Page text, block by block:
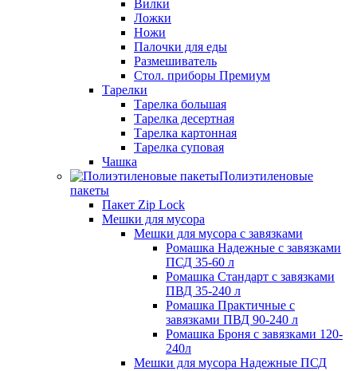
Вилки
Ложки
Ножи
Палочки для еды
Размешиватель
Стол. приборы Премиум
Тарелки
Тарелка большая
Тарелка десертная
Тарелка картонная
Тарелка суповая
Чашка
Полиэтиленовые
пакеты
Пакет Zip Lock
Мешки для мусора
Мешки для мусора с завязками
Ромашка Надежные с завязками
ПСД 35-60 л
Ромашка Стандарт с завязками
ПВД 35-240 л
Ромашка Практичные с
завязками ПВД 90-240 л
Ромашка Броня с завязками 120-
240л
Мешки для мусора Надежные ПСД